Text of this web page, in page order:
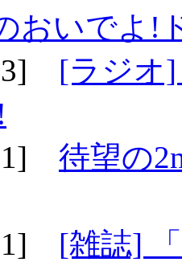
おいでよ!
[ラジオ]
待望の
[雑誌]